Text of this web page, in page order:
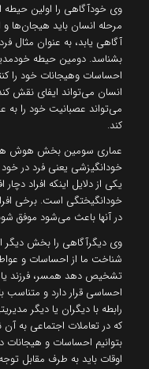
وی خودآگاهی را اولین
مرحله انسان باید هیجان‌ها
آگاهی یابد، به عنوان مثال
بشناسد. دومین حیطه
احساسات وهیجانات خود را
انسان می‌تواند ایفای نقش
می‌تواند عصبانیت خود را به
کند.
عماری سومین بخش هوش
خودانگیزشی یعنی فرد در خود
یکی از دلایل اینکه افراد
خودانگیختگی است. برخی
در آنها باعث می‌شود موفق
وی دیگرآگاهی را بخش دیگر
شناخت ما از احساسات و
تشخیص دهد همسر، فرزند
احساسی قرار دارد و متناسب
رابطه با دیگران یا دیگر
که در تعاملات اجتماعی به آن
بتوانیم احساسات و هیجانات
اوقات باید به طرف مقابل